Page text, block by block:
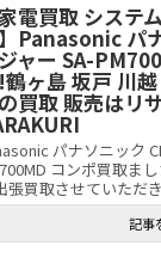
家電買取 システ
Panasonic パ
ャー SA-
ヶ島 坂戸 川
買取 販売はリ
パナソニック
コンポ買取ま
張買取させていただ
記事